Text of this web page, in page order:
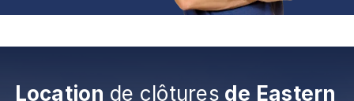
Location de clôtures de Eastern